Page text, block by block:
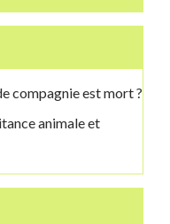
compagnie est mort ?
animale et